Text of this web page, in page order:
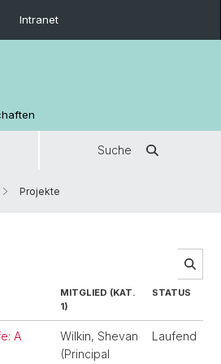
Intranet
Suche
Projekte
MITGLIED (KAT.
1)
STATUS
A
Wilkin, Shevan
(Principal
Laufend